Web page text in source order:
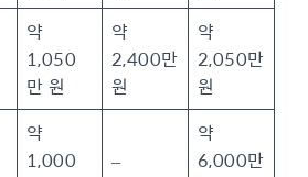
약
1,050
만 원
약
2,400만
원
약
2,050만
원
약
1,000
–
약
6,000만